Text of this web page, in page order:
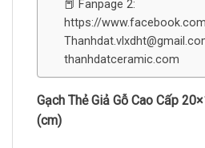
📕 Fanpage 2:
https://
thanhdatceramic.com
Gạch Thẻ Giả Gỗ Cao Cấp
(cm)